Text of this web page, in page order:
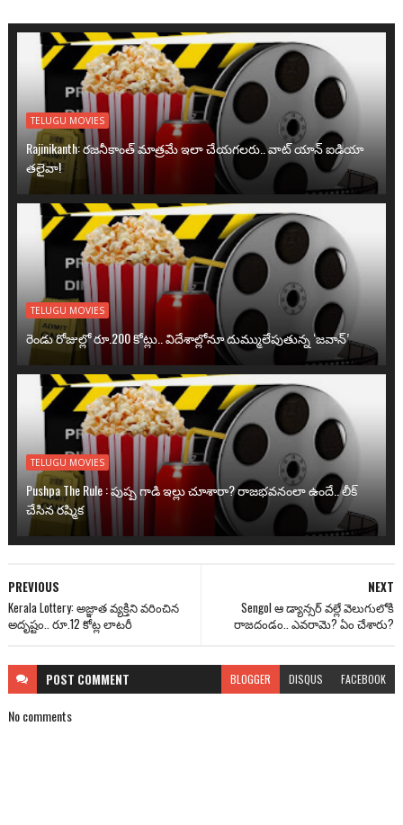
TELUGU MOVIES
Rajinikanth: రజనీకాంత్ మాత్రమే ఇలా చేయగలరు.. వాట్ యాన్ ఐడియా
తలైవా!
TELUGU MOVIES
రెండు రోజుల్లో రూ.200 కోట్లు.. విదేశాల్లోనూ దుమ్ములేపుతున్న ‘జవాన్’
TELUGU MOVIES
Pushpa The Rule : పుష్ప గాడి ఇల్లు చూశారా? రాజభవనంలా ఉందే.. లీక్
చేసిన రష్మిక
NEXT
Sengol ఆ డ్యాన్సర్ వల్లే వెలుగులోకి
రాజదండం.. ఎవరామె? ఏం చేశారు?
PREVIOUS
Kerala Lottery: అజ్ఞాత వ్యక్తిని వరించిన
అదృష్టం.. రూ.12 కోట్ల లాటరీ
POST COMMENT BLOGGER DISQUS FACEBOOK
No comments